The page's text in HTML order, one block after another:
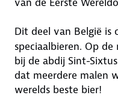
Dit deel van België is
speciaalbieren. Op
bij de abdij Sint-
dat meerdere malen
werelds beste bier!